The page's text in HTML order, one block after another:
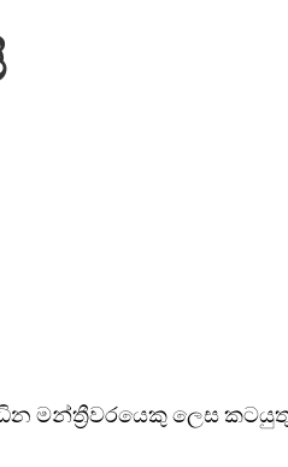
මන්ත්‍රීවරයෙකු ලෙස